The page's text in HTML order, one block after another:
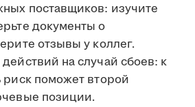
поставщиков: изучите
документы о
отзывы у коллег.
на случай сбоев: к
поможет второй
позиции.